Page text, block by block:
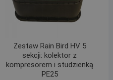
Zestaw Rain Bird HV 5
sekcji: kolektor z
kompresorem i studzienką
PE25